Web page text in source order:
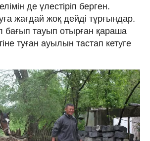
де үлестіріп берген.
жағдай жоқ дейді тұрғындар.
бағып тауып отырған қараша
туған ауылын тастап кетуге